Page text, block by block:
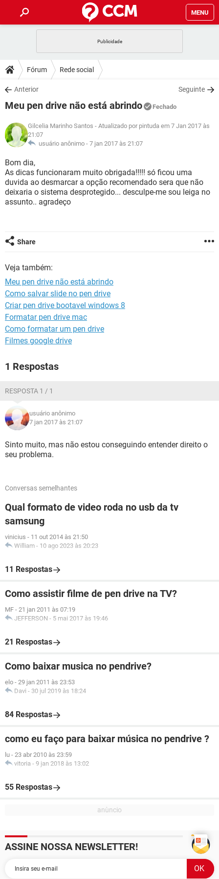
MENU
CELULAR
OUTLOOK
INSTAGRAM GMAIL
GUIA DE COMPRAS
DICAS
JOGOS
INSTAGRAM GMAIL
GUIA DE COMPRAS
DOWNLOADS
JOGOS WHATSAPP
CELULAR FACEBOOK
OUTLOOK EXCEL
GUIA DE COMPRAS
FÓRUM
JOGOS WHATSAPP
CELULAR FACEBOOK
OUTLOOK
INSTAGRAM GMAIL
GUIA DE COMPRAS
GLOSSÁRIO
CELULAR FACEBOOK
OUTLOOK EXCEL
INSTAGRAM
Fórum Rede social
Anterior Seguinte
Meu pen drive não está abrindo Fechado
Gilcelia Marinho Santos - Atualizado por pintuda em 7 Jan 2017 às
21:07
usuário anônimo -7 jan 2017 às 21:07
Bom dia,
As dicas funcionaram muito obrigada!!!!! só ficou uma
duvida ao desmarcar a opção recomendado sera que não
deixaria o sistema desprotegido... desculpe-me sou leiga no
assunto.. agradeço
Share
Veja também:
Meu pen drive não está abrindo
Como salvar slide no pen drive
Criar pen drive bootavel windows 8
Formatar pen drive mac
Como formatar um pen drive
Filmes google drive
1 Respostas
RESPOSTA 1 / 1
usuário anônimo
7 jan 2017 às 21:07
Sinto muito, mas não estou conseguindo entender direito o
seu problema.
Conversas semelhantes
Qual formato de video roda no usb da tv
samsung
vinicius - 11 out 2014 às 21:50
William - 10 ago 2023 às 20:23
11 Respostas
Como assistir filme de pen drive na TV?
MF - 21 jan 2011 às 07:19
JEFFERSON - 5 mai 2017 às 19:46
21 Respostas
Como baixar musica no pendrive?
elo - 29 jan 2011 às 23:53
Davi - 30 jul 2019 às 18:24
84 Respostas
como eu faço para baixar música no pendrive ?
lu - 23 abr 2010 às 23:59
vitoria - 9 jan 2018 às 13:02
55 Respostas
ASSINE NOSSA NEWSLETTER!